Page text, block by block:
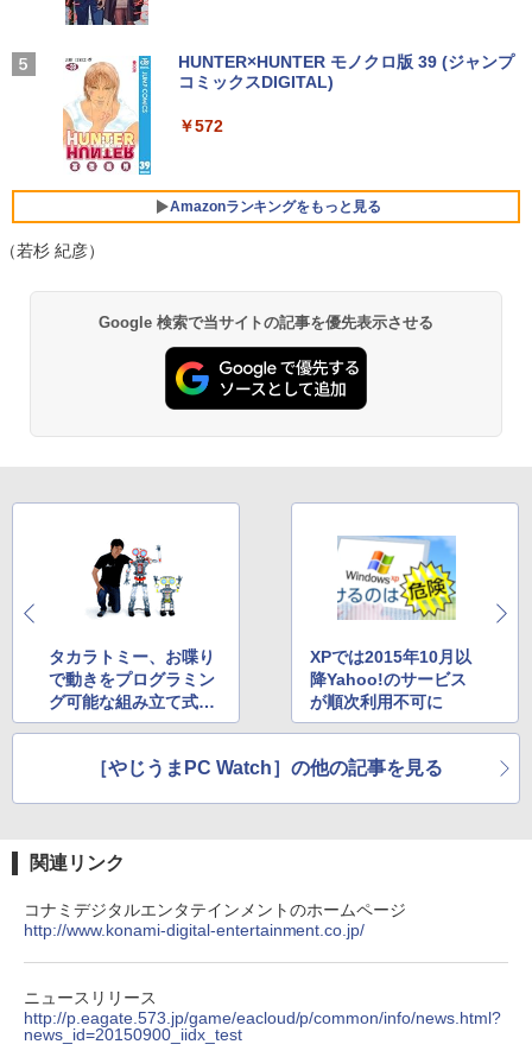
タッチパネル液晶 WEBカメラ HDMI Cor
証】1803966
「P15倍還元」ノートパソコン 第13世代
Intel 高速CPU搭載 Office2024付き｜Wi
ndows11Pro 初期設定済｜14.1型液晶｜
メモリ8GB＋SSD512GB｜日本語キーボ
ード｜在宅勤務・学生・・テレワーク・
デスクトップPC FMV Desktop Fシリー
ズ F77 27型 / Core i7-1260P / メモリ 16
ce付き
5
deon 8060S /128GB+2TB SSD/ 1 х HD
E LAN ミニパソコン
￥565,999
【2,000円クーポン＋P最大31.5%還
元！】ゲーミングモニター 27インチモニ
40) Fast IPS 200Hz 1ms(MPRT) 124%s
3年保証
IOデータ ゲーミングモニター(ゲーミン
グスタンド) GigaCrysta KH-GD243UDB
-F ［23.8型 / フルHD(1920×1080) / ワイ
ド / 240Hz］ ブラック
￥26,800
￥5,940
￥1,964
￥3,480
On My Road (Stadium ver.)
【Amazon.co.jp限定】 伊藤園 磨かれて、澄
] [ 水 ] [ ペットボトル ] [ 箱買い ] [ ストック
￥998
HUNTER×HUNTER モノクロ版 39 (ジャンプ
コミックスDIGITAL)
￥572
Amazonランキングをもっと見る
（若杉 紀彦）
Google 検索で当サイトの記事を優先表示させる
タカラトミー、お喋り
で動きをプログラミン
グ可能な組み立て式ロ
ボット
XPでは2015年10月以
降Yahoo!のサービス
が順次利用不可に
［やじうまPC Watch］の他の記事を見る
関連リンク
コナミデジタルエンタテインメントのホームページ
http://www.konami-digital-entertainment.co.jp/
ニュースリリース
http://p.eagate.573.jp/game/eacloud/p/common/info/news.html?
news_id=20150900_iidx_test